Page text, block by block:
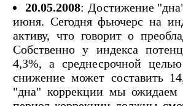
20.05.2008: Достижение
июня. Сегодня фьючерс на
активу, что говорит о
Собственно у индекса
4,3%, а среднесрочной
снижение может составить
"дна" коррекции мы